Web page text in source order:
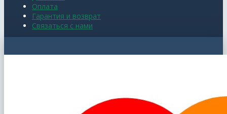
Оплата
Гарантия и возврат
Связаться с нами